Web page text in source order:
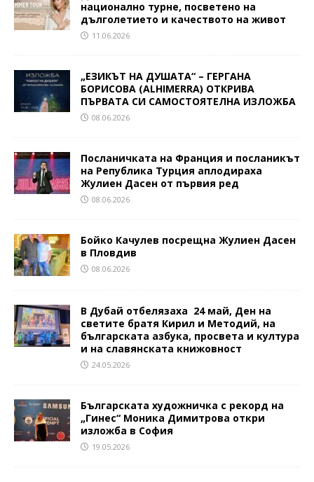
национално турне, посветено на
дълголетието и качеството на живот
11.06.2026
„ЕЗИКЪТ НА ДУШАТА“ – ГЕРГАНА
БОРИСОВА (ALHIMERRA) ОТКРИВА
ПЪРВАТА СИ САМОСТОЯТЕЛНА ИЗЛОЖБА
08.06.2026
Посланичката на Франция и посланикът
на Република Турция аплодираха
Жулиен Дасен от първия ред
08.06.2026
Бойко Качулев посрещна Жулиен Дасен
в Пловдив
08.06.2026
В Дубай отбелязаха 24 май, Ден на
светите братя Кирил и Методий, на
българската азбука, просвета и култура
и на славянската книжовност
24.05.2026
Българската художничка с рекорд на
„Гинес“ Моника Димитрова откри
изложба в София
19.05.2026